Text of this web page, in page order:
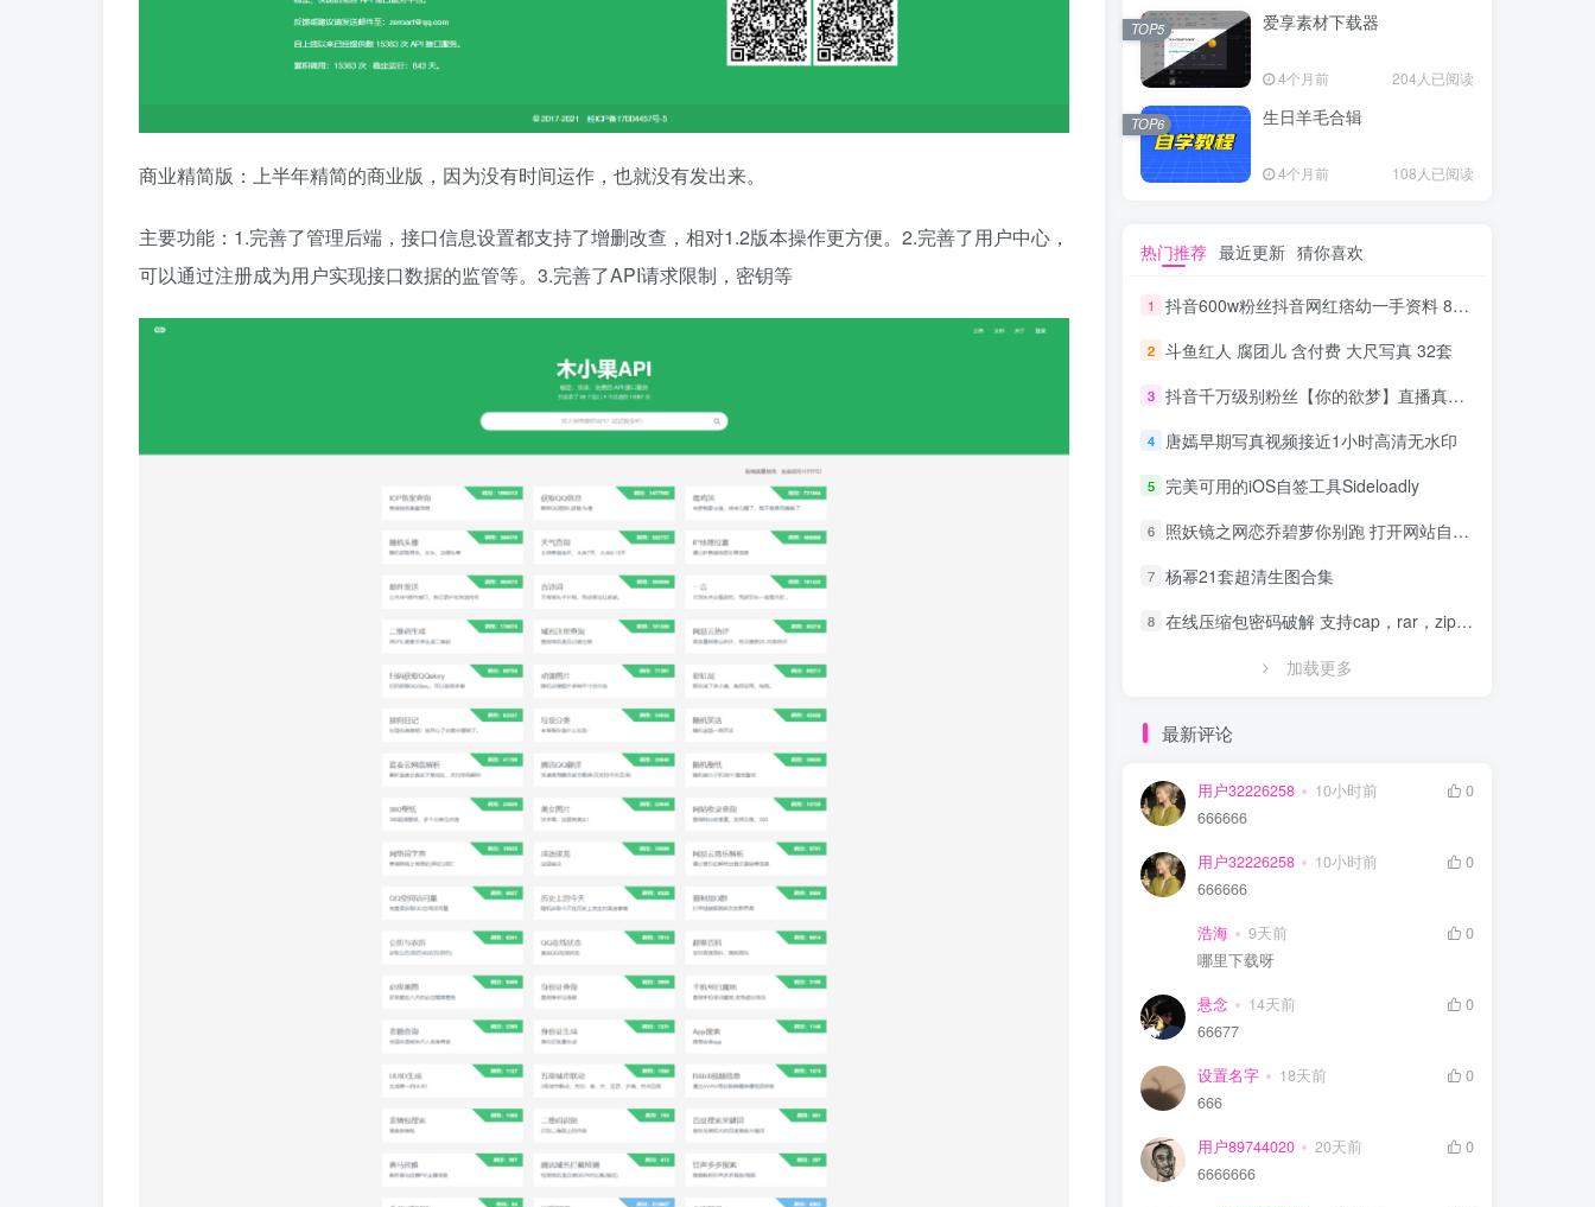
商业精简版：上半年精简的商业版，因为没有时间运作，也就没有发出来。
主要功能：1.完善了管理后端，接口信息设置都支持了增删改查，相对1.2版本操作更方便。2.完善了用户中心，
可以通过注册成为用户实现接口数据的监管等。3.完善了API请求限制，密钥等
爱享素材下载器
4个月前 204人已阅读
TOP5
生日羊毛合辑
4个月前 108人已阅读
TOP6
热门推荐 最近更新 猜你喜欢
1 抖音600w粉丝抖音网红痞幼一手资料 877P 500M 含私拍
2 斗鱼红人 腐团儿 含付费 大尺写真 32套
3 抖音千万级别粉丝【你的欲梦】直播真空露点视频
4 唐嫣早期写真视频接近1小时高清无水印
5 完美可用的iOS自签工具Sideloadly
6 照妖镜之网恋乔碧萝你别跑 打开网站自动拍照源码
7 杨幂21套超清生图合集
8 在线压缩包密码破解 支持cap，rar，zip，7z，excel，ppt，word，office等文件
加载更多
最新评论
用户32226258 10小时前
0
666666
用户32226258 10小时前
0
666666
浩海 9天前
0
哪里下载呀
悬念 14天前
0
66677
设置名字 18天前
0
666
用户89744020 20天前
0
6666666